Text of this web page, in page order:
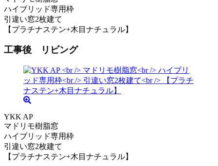
ハイブリッド専用枠
引違い窓2枚建て
【プラチナステン+木目ナチュラル】
工事後 リビング
YKK AP
マドリモ樹脂窓
ハイブリッド専用枠
引違い窓2枚建て
【プラチナステン+木目ナチュラル】